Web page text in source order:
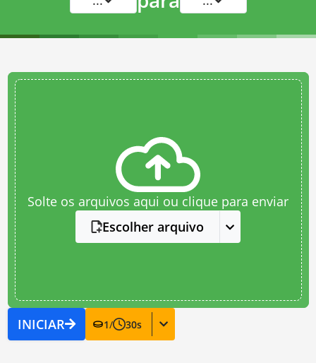
Solte os arquivos aqui ou clique para enviar
Escolher arquivo
INICIAR 1/ 30s